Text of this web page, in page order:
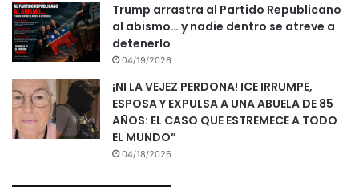
Trump arrastra al Partido Republicano
al abismo… y nadie dentro se atreve a
detenerlo
04/19/2026
¡NI LA VEJEZ PERDONA! ICE IRRUMPE,
ESPOSA Y EXPULSA A UNA ABUELA DE 85
AÑOS: EL CASO QUE ESTREMECE A TODO
EL MUNDO”
04/18/2026